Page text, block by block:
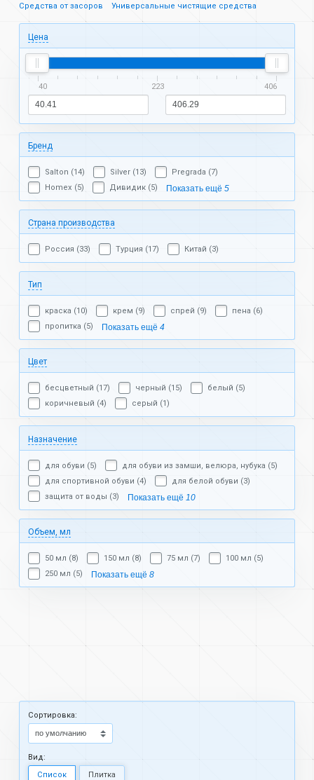
Средства от засоров
Универсальные чистящие средства
Цена
40 223 406
Бренд
Salton (14) Silver (13)
Pregrada (7)
Homex (5)
Дивидик (5) Показать ещё 5
Страна производства
Россия (33) Турция (17) Китай (3)
Тип
краска (10) крем (9) спрей (9)
пена (6)
пропитка (5)
Показать ещё 4
Цвет
бесцветный (17) черный (15)
белый (5)
коричневый (4)
серый (1)
Назначение
для обуви (5)
для обуви из замши, велюра, нубука (5)
для спортивной обуви (4)
для белой обуви (3)
защита от воды (3)
Показать ещё 10
Объем, мл
50 мл (8) 150 мл (8) 75 мл (7)
100 мл (5)
250 мл (5)
Показать ещё 8
Cортировка:
Вид:
Список
Плитка